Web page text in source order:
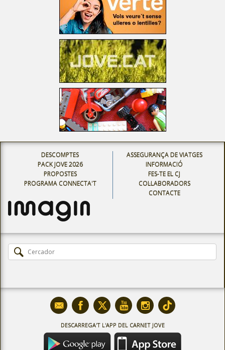
DESCOMPTES
PACK JOVE 2026
PROPOSTES
PROGRAMA CONNECTA'T
ASSEGURANÇA DE VIATGES
INFORMACIÓ
FES-TE EL CJ
COL·LABORADORS
CONTACTE
DESCARREGA'T L'APP DEL CARNET JOVE